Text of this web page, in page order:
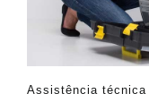
Assistência técnica